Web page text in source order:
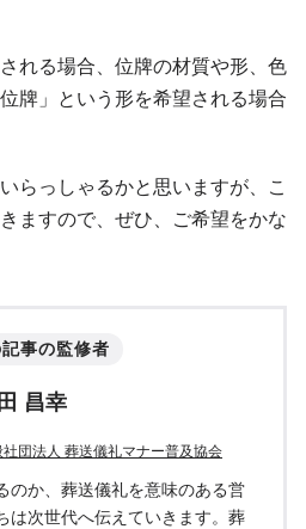
れる場合、位牌の材質や形、色
牌」という形を希望される場合
らっしゃるかと思いますが、こ
ますので、ぜひ、ご希望をかな
記事の監修者
昌幸
社団法人 葬送儀礼マナー普及協会
のか、葬送儀礼を意味のある営
は次世代へ伝えていきます。葬